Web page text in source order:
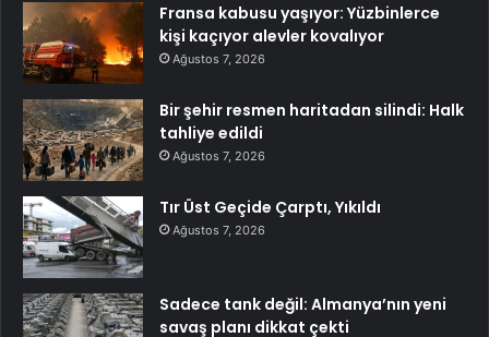
Fransa kabusu yaşıyor: Yüzbinlerce
kişi kaçıyor alevler kovalıyor
Ağustos 7, 2026
Bir şehir resmen haritadan silindi: Halk
tahliye edildi
Ağustos 7, 2026
Tır Üst Geçide Çarptı, Yıkıldı
Ağustos 7, 2026
Sadece tank değil: Almanya’nın yeni
savaş planı dikkat çekti